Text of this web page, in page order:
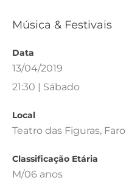
Música & Festivais
Data
13/04/2019
21:30 | Sábado
Local
Teatro das Figuras, Faro
Classificação Etária
M/06 anos